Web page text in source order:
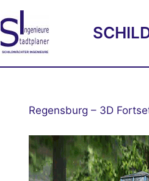
Zum
Inhalt
springen
Regensburg – 3D